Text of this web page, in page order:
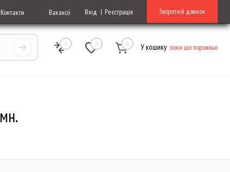
Контакти Вакансії Вхід Реєстрація Зворотній дзвінок
0 0 0 У кошику поки що порожньо